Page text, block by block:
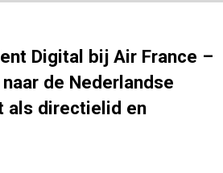
Digital bij Air France –
de Nederlandse
als directielid en